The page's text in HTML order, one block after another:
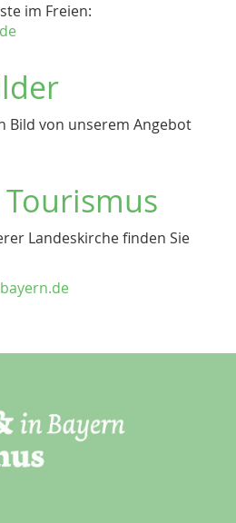
im Freien:
Bild von unserem Angebot
Landeskirche finden Sie